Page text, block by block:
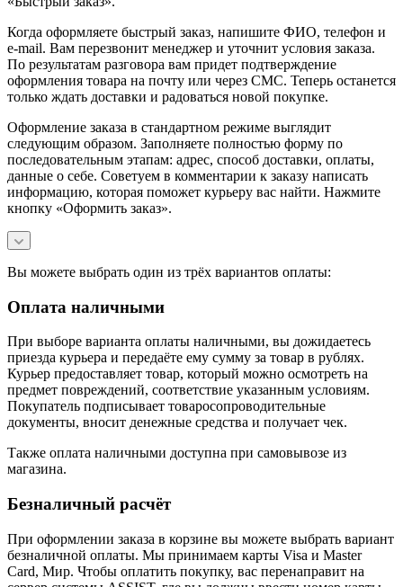
Когда оформляете быстрый заказ, напишите ФИО, телефон и
e-mail. Вам перезвонит менеджер и уточнит условия заказа.
По результатам разговора вам придет подтверждение
оформления товара на почту или через СМС. Теперь останется
только ждать доставки и радоваться новой покупке.
Оформление заказа в стандартном режиме выглядит
следующим образом. Заполняете полностью форму по
последовательным этапам: адрес, способ доставки, оплаты,
данные о себе. Советуем в комментарии к заказу написать
информацию, которая поможет курьеру вас найти. Нажмите
кнопку «Оформить заказ».
Вы можете выбрать один из трёх вариантов оплаты:
Оплата наличными
При выборе варианта оплаты наличными, вы дожидаетесь
приезда курьера и передаёте ему сумму за товар в рублях.
Курьер предоставляет товар, который можно осмотреть на
предмет повреждений, соответствие указанным условиям.
Покупатель подписывает товаросопроводительные
документы, вносит денежные средства и получает чек.
Также оплата наличными доступна при самовывозе из
магазина.
Безналичный расчёт
При оформлении заказа в корзине вы можете выбрать вариант
безналичной оплаты. Мы принимаем карты Visa и Master
Card, Мир. Чтобы оплатить покупку, вас перенаправит на